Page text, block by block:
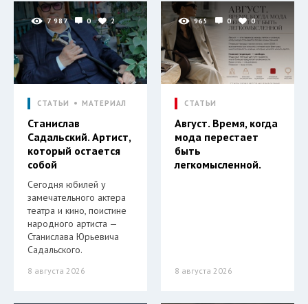
7 987 0 2
СТАТЬИ МАТЕРИАЛ
Станислав
Садальский. Артист,
который остается
собой
Сегодня юбилей у
замечательного актера
театра и кино, поистине
народного артиста —
Станислава Юрьевича
Садальского.
8 августа 2026
965 0 0
СТАТЬИ
Август. Время, когда
мода перестает
быть
легкомысленной.
8 августа 2026